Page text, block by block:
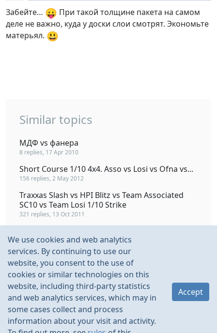
Забейте… 😛 При такой толщине пакета на самом
деле не важно, куда у доски слои смотрят. Экономьте
матерьял. 😃
Similar topics
МДФ vs фанера
8 replies, 17 Apr 2010
Short Course 1/10 4x4. Asso vs Losi vs Ofna vs...
156 replies, 2 May 2012
Traxxas Slash vs HPI Blitz vs Team Associated
SC10 vs Team Losi 1/10 Strike
321 replies, 13 Oct 2011
2.4Ghz VS V8FR-II
57 replies, 1 Jul 2013
SebArt VS 3D Hobby Shop VS Precision
Aerobatics VS Extreme Flight etc.
32 replies, 4 Oct 2010
We use cookies and web analytics
services. By continuing to use our
website, you consent to the use of
cookies or similar technologies on this
website, including third-party statistics
and web analytics services, which may in
some cases collect and process
information about your visit and activity.
Accept